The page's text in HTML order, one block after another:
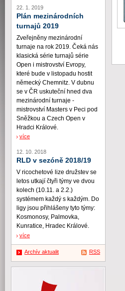
22. 1. 2019
Plán mezinárodních
turnajů 2019
Zveřejněny mezinárodní
turnaje na rok 2019. Čeká nás
klasická série turnajů série
Open i mistrovství Evropy,
které bude v listopadu hostit
německý Chemnitz. V dubnu
se v ČR uskuteční hned dva
mezinárodní turnaje -
mistrovství Masters v Peci pod
Sněžkou a Czech Open v
Hradci Králové.
více
12. 10. 2018
RLD v sezóně 2018/19
V ricochetové lize družstev se
letos utkají čtyři týmy ve dvou
kolech (10.11. a 2.2.)
systémem každý s každým. Do
ligy jsou přihlášeny tyto týmy:
Kosmonosy, Palmovka,
Kunratice, Hradec Králové.
více
Archív aktualit RSS